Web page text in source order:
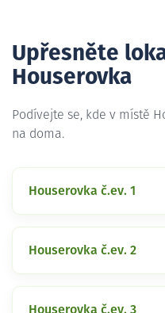
Upřesněte
Houserovka
Podívejte se, kde v místě
na doma.
Houserovka č.ev. 1
Houserovka č.ev. 2
Houserovka č.ev. 3